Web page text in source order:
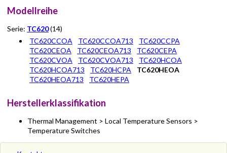
Modellreihe
Serie: TC620(14)
TC620CCOA
TC620CCOA713
TC620CCPA
TC620CEOA
TC620CEOA713
TC620CEPA
TC620CVOA
TC620CVOA713
TC620HCOA
TC620HCOA713
TC620HCPA
TC620HEOA
TC620HEOA713
TC620HEPA
Herstellerklassifikation
Thermal Management > Local Temperature Sensors >
Temperature Switches